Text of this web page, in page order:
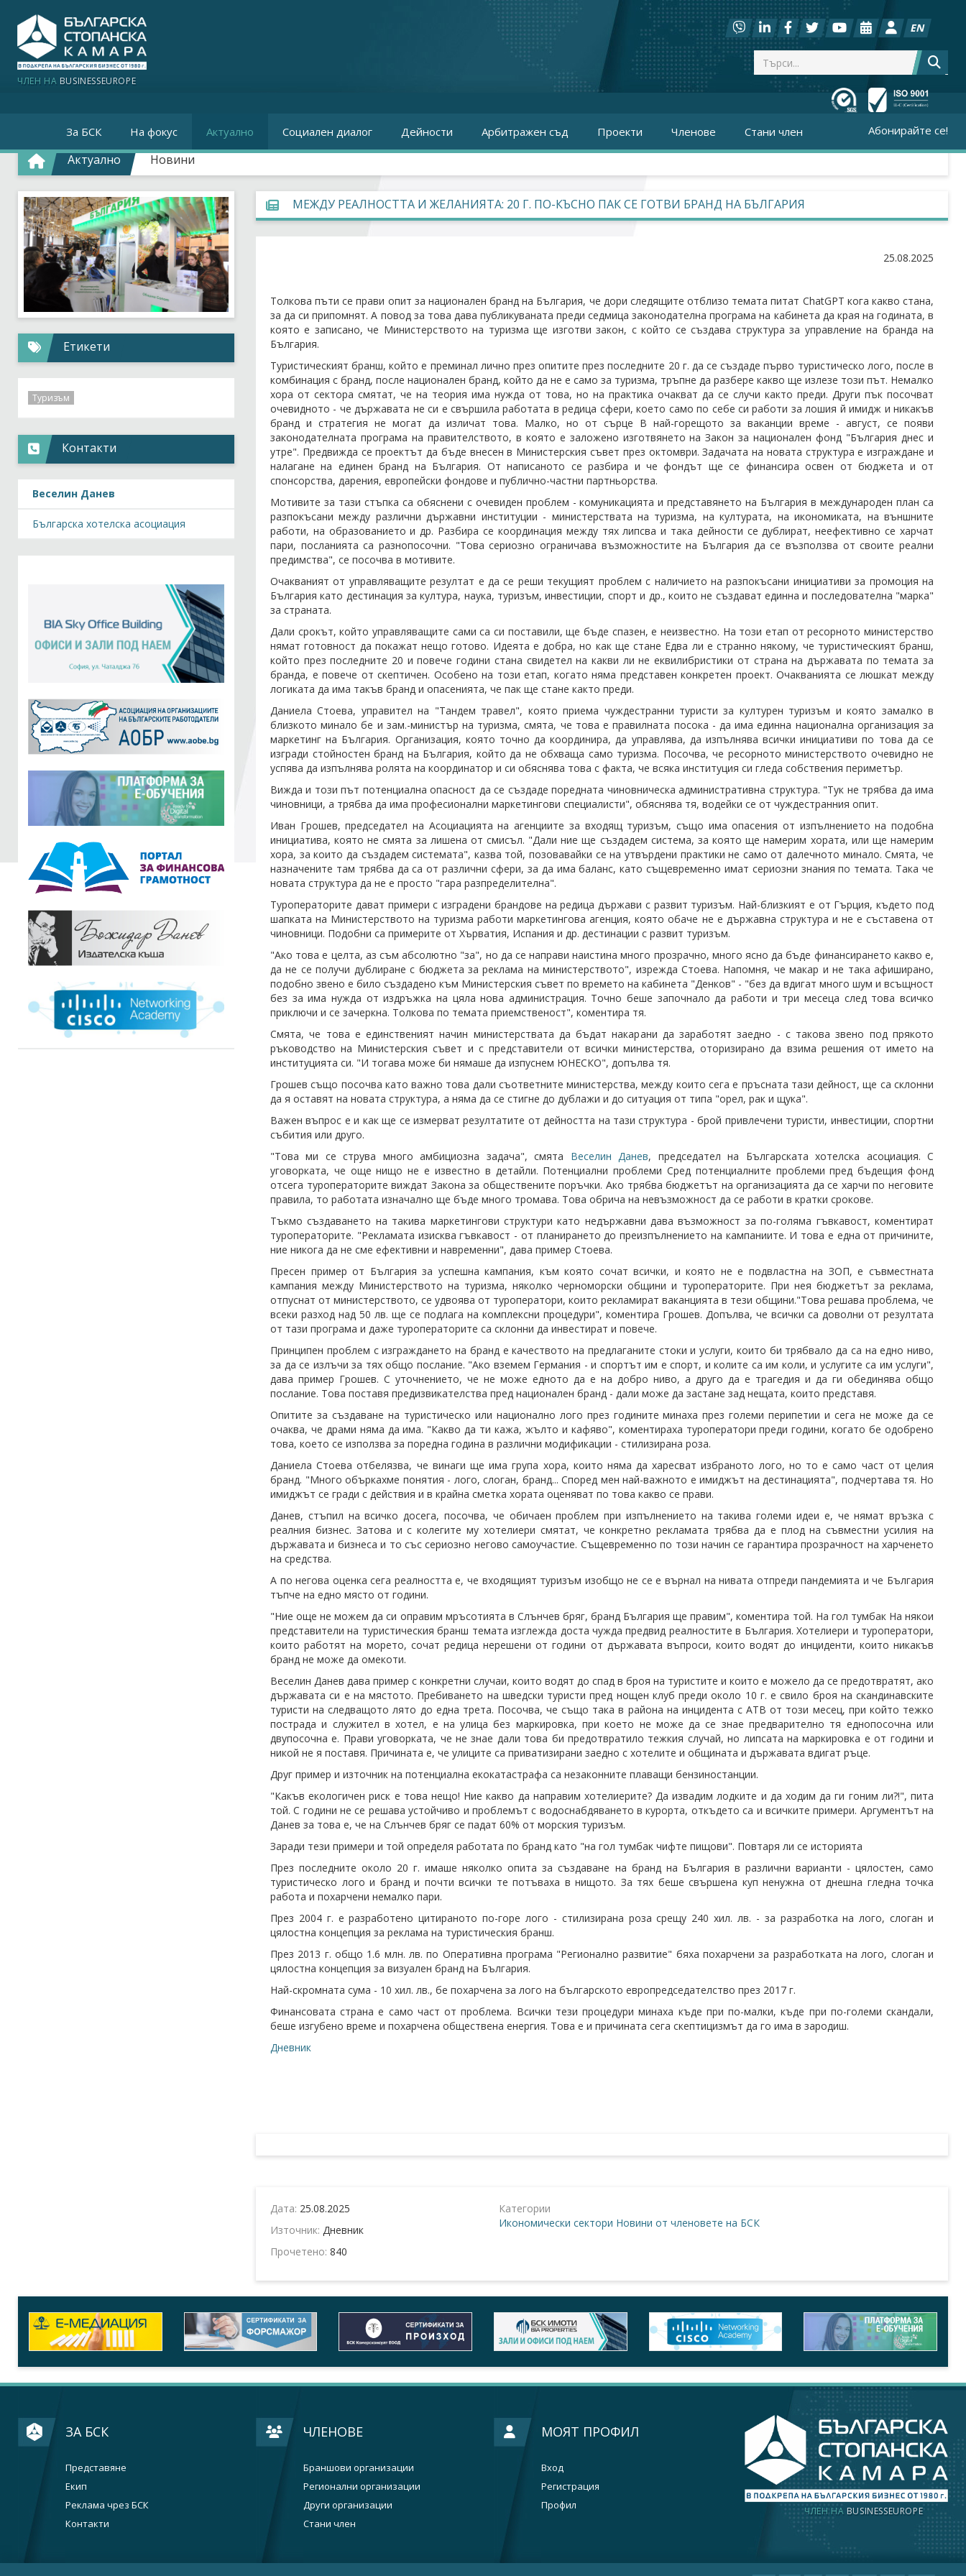
ЧЛЕН НА BUSINESSEUROPE
EN
За БСК На фокус Актуално Социален диалог Дейности Арбитражен съд Проекти Членове Стани член Абонирайте се!
Актуално Новини
МЕЖДУ РЕАЛНОСТТА И ЖЕЛАНИЯТА: 20 Г. ПО-КЪСНО ПАК СЕ ГОТВИ БРАНД НА БЪЛГАРИЯ
25.08.2025
Толкова пъти се прави опит за национален бранд на България, че дори следящите отблизо темата питат ChatGPT кога какво стана,
за да си припомнят. А повод за това дава публикуваната преди седмица законодателна програма на кабинета да края на годината, в
която е записано, че Министерството на туризма ще изготви закон, с който се създава структура за управление на бранда на
България.
Туристическият бранш, който е преминал лично през опитите през последните 20 г. да се създаде първо туристическо лого, после в
комбинация с бранд, после национален бранд, който да не е само за туризма, тръпне да разбере какво ще излезе този път. Немалко
хора от сектора смятат, че на теория има нужда от това, но на практика очакват да се случи както преди. Други пък посочват
очевидното - че държавата не си е свършила работата в редица сфери, което само по себе си работи за лошия й имидж и никакъв
бранд и стратегия не могат да изличат това. Малко, но от сърце В най-горещото за ваканции време - август, се появи
законодателната програма на правителството, в която е заложено изготвянето на Зaкон за национален фонд "България днес и
утре". Предвижда се проектът да бъде внесен в Министерския съвет през октомври. Задачата на новата структура е изграждане и
налагане на единен бранд на България. От написаното се разбира и че фондът ще се финансира освен от бюджета и от
спонсорства, дарения, европейски фондове и публично-частни партньорства.
Мотивите за тази стъпка са обяснени с очевиден проблем - комуникацията и представянето на България в международен план са
разпокъсани между различни държавни институции - министерствата на туризма, на културата, на икономиката, на външните
работи, на образованието и др. Разбира се координация между тях липсва и така дейности се дублират, неефективно се харчат
пари, посланията са разнопосочни. "Това сериозно ограничава възможностите на България да се възползва от своите реални
предимства", се посочва в мотивите.
Очакваният от управляващите резултат е да се реши текущият проблем с наличието на разпокъсани инициативи за промоция на
България като дестинация за култура, наука, туризъм, инвестиции, спорт и др., които не създават единна и последователна "марка"
за страната.
Дали срокът, който управляващите сами са си поставили, ще бъде спазен, е неизвестно. На този етап от ресорното министерство
нямат готовност да покажат нещо готово. Идеята е добра, но как ще стане Едва ли е странно някому, че туристическият бранш,
който през последните 20 и повече години стана свидетел на какви ли не еквилибристики от страна на държавата по темата за
бранда, е повече от скептичен. Особено на този етап, когато няма представен конкретен проект. Очакванията се люшкат между
логиката да има такъв бранд и опасенията, че пак ще стане както преди.
Даниела Стоева, управител на "Тандем травел", която приема чуждестранни туристи за културен туризъм и която замалко в
близкото минало бе и зам.-министър на туризма, смята, че това е правилната посока - да има единна национална организация за
маркетинг на България. Организация, която точно да координира, да управлява, да изпълнява всички инициативи по това да се
изгради стойностен бранд на България, който да не обхваща само туризма. Посочва, че ресорното министерството очевидно не
успява да изпълнява ролята на координатор и си обяснява това с факта, че всяка институция си гледа собствения периметър.
Вижда и този път потенциална опасност да се създаде поредната чиновническа административна структура. "Тук не трябва да има
чиновници, а трябва да има професионални маркетингови специалисти", обяснява тя, водейки се от чуждестранния опит.
Иван Грошев, председател на Асоциацията на агенциите за входящ туризъм, също има опасения от изпълнението на подобна
инициатива, която не смята за лишена от смисъл. "Дали ние ще създадем система, за която ще намерим хората, или ще намерим
хора, за които да създадем системата", казва той, позовавайки се на утвърдени практики не само от далечното минало. Смята, че
назначените там трябва да са от различни сфери, за да има баланс, като същевременно имат сериозни знания по темата. Така че
новата структура да не е просто "гара разпределителна".
Туроператорите дават примери с изградени брандове на редица държави с развит туризъм. Най-близкият е от Гърция, където под
шапката на Министерството на туризма работи маркетингова агенция, която обаче не е държавна структура и не е съставена от
чиновници. Подобни са примерите от Хърватия, Испания и др. дестинации с развит туризъм.
"Ако това е целта, аз съм абсолютно "за", но да се направи наистина много прозрачно, много ясно да бъде финансирането какво е,
да не се получи дублиране с бюджета за реклама на министерството", изрежда Стоева. Напомня, че макар и не така афиширано,
подобно звено е било създадено към Министерския съвет по времето на кабинета "Денков" - "без да вдигат много шум и всъщност
без за има нужда от издръжка на цяла нова администрация. Точно беше започнало да работи и три месеца след това всичко
приключи и се зачеркна. Толкова по темата приемственост", коментира тя.
Смята, че това е единственият начин министерствата да бъдат накарани да заработят заедно - с такова звено под прякото
ръководство на Министерския съвет и с представители от всички министерства, оторизирано да взима решения от името на
институцията си. "И тогава може би нямаше да изпуснем ЮНЕСКО", допълва тя.
Грошев също посочва като важно това дали съответните министерства, между които сега е пръсната тази дейност, ще са склонни
да я оставят на новата структура, а няма да се стигне до дублажи и до ситуация от типа "орел, рак и щука".
Важен въпрос е и как ще се измерват резултатите от дейността на тази структура - брой привлечени туристи, инвестиции, спортни
събития или друго.
"Това ми се струва много амбициозна задача", смята Веселин Данев, председател на Българската хотелска асоциация. С
уговорката, че още нищо не е известно в детайли. Потенциални проблеми Сред потенциалните проблеми пред бъдещия фонд
отсега туроператорите виждат Закона за обществените поръчки. Ако трябва бюджетът на организацията да се харчи по неговите
правила, то работата изначално ще бъде много тромава. Това обрича на невъзможност да се работи в кратки срокове.
Тъкмо създаването на такива маркетингови структури като недържавни дава възможност за по-голяма гъвкавост, коментират
туроператорите. "Рекламата изисква гъвкавост - от планирането до преизпълнението на кампаниите. И това е една от причините,
ние никога да не сме ефективни и навременни", дава пример Стоева.
Пресен пример от България за успешна кампания, към която сочат всички, и която не е подвластна на ЗОП, е съвместната
кампания между Министерството на туризма, няколко черноморски общини и туроператорите. При нея бюджетът за реклама,
отпуснат от министерството, се удвоява от туроператори, които рекламират ваканцията в тези общини."Това решава проблема, че
всеки разход над 50 лв. ще се подлага на комплексни процедури", коментира Грошев. Допълва, че всички са доволни от резултата
от тази програма и даже туроператорите са склонни да инвестират и повече.
Принципен проблем с изграждането на бранд е качеството на предлаганите стоки и услуги, които би трябвало да са на едно ниво,
за да се излъчи за тях общо послание. "Ако вземем Германия - и спортът им е спорт, и колите са им коли, и услугите са им услуги",
дава пример Грошев. С уточнението, че не може едното да е на добро ниво, а друго да е трагедия и да ги обединява общо
послание. Това поставя предизвикателства пред национален бранд - дали може да застане зад нещата, които представя.
Опитите за създаване на туристическо или национално лого през годините минаха през големи перипетии и сега не може да се
очаква, че драми няма да има. "Какво да ти кажа, жълто и кафяво", коментираха туроператори преди години, когато бе одобрено
това, което се използва за поредна година в различни модификации - стилизирана роза.
Даниела Стоева отбелязва, че винаги ще има група хора, които няма да харесват избраното лого, но то е само част от целия
бранд. "Много объркахме понятия - лого, слоган, бранд... Според мен най-важното е имиджът на дестинацията", подчертава тя. Но
имиджът се гради с действия и в крайна сметка хората оценяват по това какво се прави.
Данев, стъпил на всичко досега, посочва, че обичаен проблем при изпълнението на такива големи идеи е, че нямат връзка с
реалния бизнес. Затова и с колегите му хотелиери смятат, че конкретно рекламата трябва да е плод на съвместни усилия на
държавата и бизнеса и то със сериозно негово самоучастие. Същевременно по този начин се гарантира прозрачност на харченето
на средства.
А по негова оценка сега реалността е, че входящият туризъм изобщо не се е върнал на нивата отпреди пандемията и че България
тъпче на едно място от години.
"Ние още не можем да си оправим мръсотията в Слънчев бряг, бранд България ще правим", коментира той. На гол тумбак На някои
представители на туристическия бранш темата изглежда доста чужда предвид реалностите в България. Хотелиери и туроператори,
които работят на морето, сочат редица нерешени от години от държавата въпроси, които водят до инциденти, които никакъв
бранд не може да омекоти.
Веселин Данев дава пример с конкретни случаи, които водят до спад в броя на туристите и които е можело да се предотвратят, ако
държавата си е на мястото. Пребиването на шведски туристи пред нощен клуб преди около 10 г. е свило броя на скандинавските
туристи на следващото лято до една трета. Посочва, че също така в района на инцидента с АТВ от този месец, при който тежко
пострада и служител в хотел, е на улица без маркировка, при което не може да се знае предварително тя еднопосочна или
двупосочна е. Прави уговорката, че не знае дали това би предотвратило тежкия случай, но липсата на маркировка е от години и
никой не я поставя. Причината е, че улиците са приватизирани заедно с хотелите и общината и държавата вдигат ръце.
Друг пример и източник на потенциална екокатастрафа са незаконните плаващи бензиностанции.
"Какъв екологичен риск е това нещо! Ние какво да направим хотелиерите? Да извадим лодките и да ходим да ги гоним ли?!", пита
той. С години не се решава устойчиво и проблемът с водоснабдяването в курорта, откъдето са и всичките примери. Аргументът на
Данев за това е, че на Слънчев бряг се падат 60% от морския туризъм.
Заради тези примери и той определя работата по бранд като "на гол тумбак чифте пищови". Повтаря ли се историята
През последните около 20 г. имаше няколко опита за създаване на бранд на България в различни варианти - цялостен, само
туристическо лого и бранд и почти всички те потъваха в нищото. За тях беше свършена куп ненужна от днешна гледна точка
работа и похарчени немалко пари.
През 2004 г. е разработено цитираното по-горе лого - стилизирана роза срещу 240 хил. лв. - за разработка на лого, слоган и
цялостна концепция за реклама на туристическия бранш.
През 2013 г. общо 1.6 млн. лв. по Оперативна програма "Регионално развитие" бяха похарчени за разработката на лого, слоган и
цялостна концепция за визуален бранд на България.
Най-скромната сума - 10 хил. лв., бе похарчена за лого на българското европредседателство през 2017 г.
Финансовата страна е само част от проблема. Всички тези процедури минаха къде при по-малки, къде при по-големи скандали,
беше изгубено време и похарчена обществена енергия. Това е и причината сега скептицизмът да го има в зародиш.
Дневник
Дата: 25.08.2025
Източник: Дневник
Прочетено: 840
Категории
Икономически сектори Новини от членовете на БСК
Етикети
Туризъм
Контакти
Веселин Данев
Българска хотелска асоциация
ЗА БСК
Представяне
Екип
Реклама чрез БСК
Контакти
ЧЛЕНОВЕ
Браншови организации
Регионални организации
Други организации
Стани член
МОЯТ ПРОФИЛ
Вход
Регистрация
Профил
ЧЛЕН НА BUSINESSEUROPE